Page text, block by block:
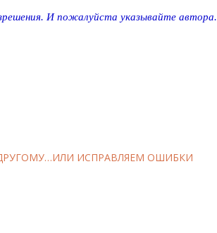
И пожалуйста указывайте автора.
ИСПРАВЛЯЕМ ОШИБКИ